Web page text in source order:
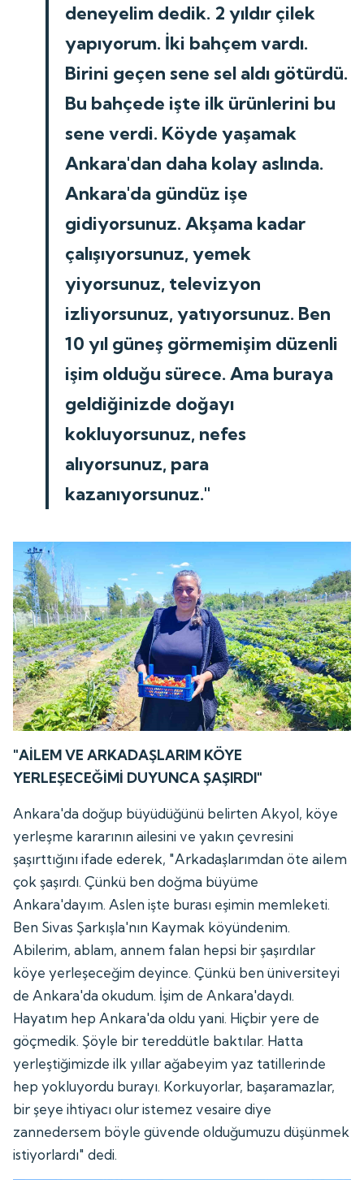
deneyelim dedik. 2 yıldır çilek
yapıyorum. İki bahçem vardı.
Birini geçen sene sel aldı götürdü.
Bu bahçede işte ilk ürünlerini bu
sene verdi. Köyde yaşamak
Ankara'dan daha kolay aslında.
Ankara'da gündüz işe
gidiyorsunuz. Akşama kadar
çalışıyorsunuz, yemek
yiyorsunuz, televizyon
izliyorsunuz, yatıyorsunuz. Ben
10 yıl güneş görmemişim düzenli
işim olduğu sürece. Ama buraya
geldiğinizde doğayı
kokluyorsunuz, nefes
alıyorsunuz, para
kazanıyorsunuz."
"AİLEM VE ARKADAŞLARIM KÖYE
YERLEŞECEĞİMİ DUYUNCA ŞAŞIRDI"
Ankara'da doğup büyüdüğünü belirten Akyol, köye
yerleşme kararının ailesini ve yakın çevresini
şaşırttığını ifade ederek, "Arkadaşlarımdan öte ailem
çok şaşırdı. Çünkü ben doğma büyüme
Ankara'dayım. Aslen işte burası eşimin memleketi.
Ben Sivas Şarkışla'nın Kaymak köyündenim.
Abilerim, ablam, annem falan hepsi bir şaşırdılar
köye yerleşeceğim deyince. Çünkü ben üniversiteyi
de Ankara'da okudum. İşim de Ankara'daydı.
Hayatım hep Ankara'da oldu yani. Hiçbir yere de
göçmedik. Şöyle bir tereddütle baktılar. Hatta
yerleştiğimizde ilk yıllar ağabeyim yaz tatillerinde
hep yokluyordu burayı. Korkuyorlar, başaramazlar,
bir şeye ihtiyacı olur istemez vesaire diye
zannedersem böyle güvende olduğumuzu düşünmek
istiyorlardı" dedi.